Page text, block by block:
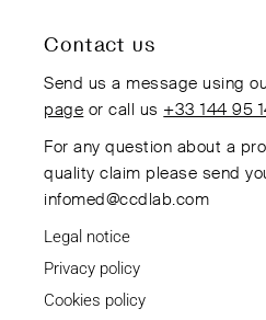
Contact us
Send us a message using
page or call us +33 144 95
For any question about a
quality claim please send
infomed@ccdlab.com
Legal notice
Privacy policy
Cookies policy